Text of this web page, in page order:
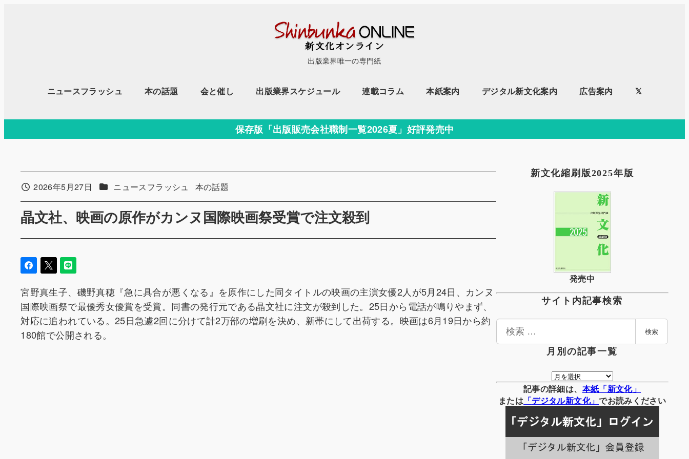
移
出版業界唯一の専門紙
ニュースフラッシュ 本の話題 会と催し 出版業界スケジュール 連載コラム 本紙案内 デジタル新文化案内 広告案内 𝕏
保存版「出版販売会社職制一覧2026夏」好評発売中
晶文社、映画の原作がカンヌ国際映画祭受賞で注文殺到
投稿日2026年5月27日 カテゴリー
ニュースフラッシュ カテゴリー
本の話題
宮野真生子、磯野真穂『急に具合が悪くなる』を原作にした同タイトルの映画の主演女優2人が5月24日、カンヌ
国際映画祭で最優秀女優賞を受賞。同書の発行元である晶文社に注文が殺到した。25日から電話が鳴りやまず、
対応に追われている。25日急遽2回に分けて計2万部の増刷を決め、新帯にして出荷する。映画は6月19日から約
180館で公開される。
新文化縮刷版2025年版
発売中
サイト内記事検索
検
検索
月別の記事一覧
月
別
の
事
一
覧
記事の詳細は、 本紙「新文化」
または 「デジタル新文化」でお読みください